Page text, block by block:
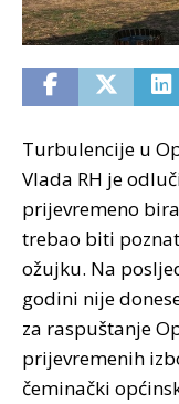
Turbulencije u
Vlada RH je
prijevremeno
trebao biti
ožujku. Na
godini nije
za raspuštanje
prijevremenih
čeminački